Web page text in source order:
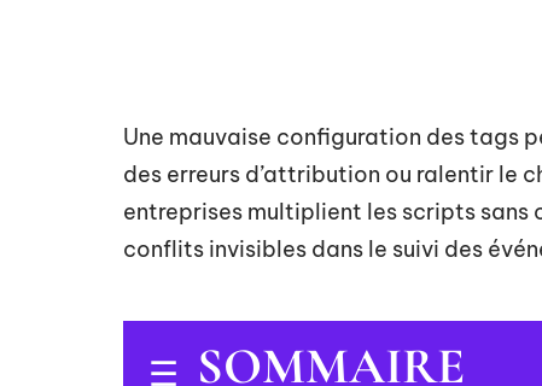
Une mauvaise configuration des tags
des erreurs d’attribution ou ralentir le
entreprises multiplient les scripts
conflits invisibles dans le suivi des
SOMMAIRE